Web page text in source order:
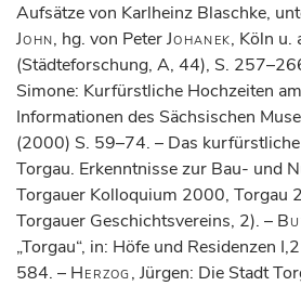
Aufsätze von Karlheinz Blaschke,
John, hg. von PeterJohanek, Köln u.
(Städteforschung, A, 44), S.
Simone: Kurfürstliche Hochzeiten
Informationen des Sächsischen
(2000) S. 59–74. – Das
Torgau. Erkenntnisse zur Bau- und
Torgauer Kolloquium 2000, Torgau
Torgauer Geschichtsvereins, 2). –
„Torgau“, in: Höfe und Residenzen
584. – Herzog, Jürgen: Die Stadt